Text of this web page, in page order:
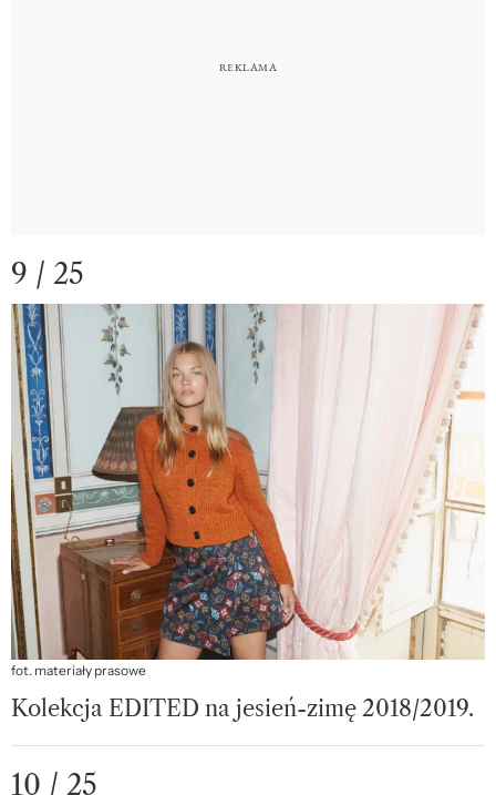
9 / 25
fot. materiały prasowe
Kolekcja EDITED na jesień-zimę 2018/2019.
10 / 25